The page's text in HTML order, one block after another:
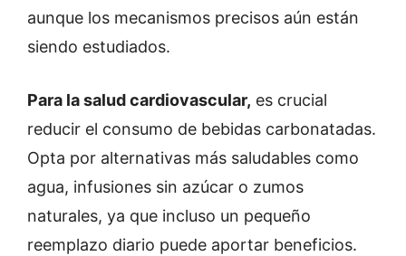
aunque los mecanismos precisos aún están
siendo estudiados.
Para la salud cardiovascular, es crucial
reducir el consumo de bebidas carbonatadas.
Opta por alternativas más saludables como
agua, infusiones sin azúcar o zumos
naturales, ya que incluso un pequeño
reemplazo diario puede aportar beneficios.